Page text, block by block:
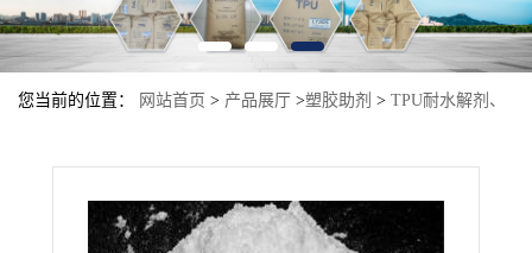
您当前的位置： 网站首页 > 产品展厅 >塑胶助剂 > TPU耐水解剂、